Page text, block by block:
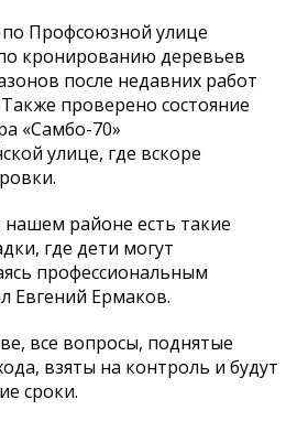
Профсоюзной улице
кронированию деревьев
после недавних работ
Также проверено состояние
«Самбо-70»
улице, где вскоре
нашем районе есть такие
где дети могут
профессиональным
Евгений Ермаков.
все вопросы, поднятые
взяты на контроль и будут
сроки.